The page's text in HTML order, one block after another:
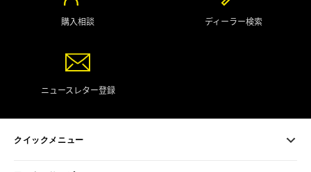
購入相談 ディーラー検索
ニュースレター登録
クイックメニュー